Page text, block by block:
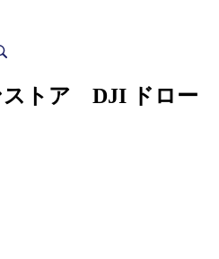
ストア DJI ドロー